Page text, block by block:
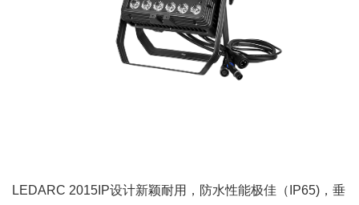
LEDARC 2015IP设计新颖耐用，防水性能极佳（IP65)，垂